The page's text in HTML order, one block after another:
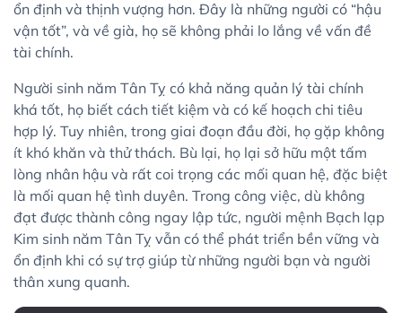
ổn định và thịnh vượng hơn. Đây là những người có “hậu
vận tốt”, và về già, họ sẽ không phải lo lắng về vấn đề
tài chính.
Người sinh năm Tân Tỵ có khả năng quản lý tài chính
khá tốt, họ biết cách tiết kiệm và có kế hoạch chi tiêu
hợp lý. Tuy nhiên, trong giai đoạn đầu đời, họ gặp không
ít khó khăn và thử thách. Bù lại, họ lại sở hữu một tấm
lòng nhân hậu và rất coi trọng các mối quan hệ, đặc biệt
là mối quan hệ tình duyên. Trong công việc, dù không
đạt được thành công ngay lập tức, người mệnh Bạch lạp
Kim sinh năm Tân Tỵ vẫn có thể phát triển bền vững và
ổn định khi có sự trợ giúp từ những người bạn và người
thân xung quanh.